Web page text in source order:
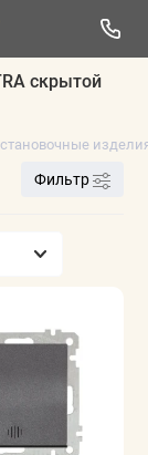
скрытой
Фильтр